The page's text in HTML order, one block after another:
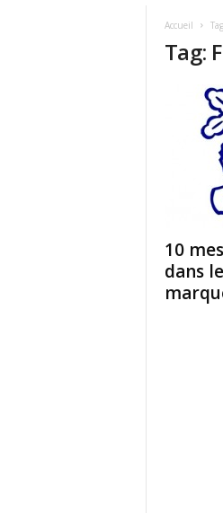
Accueil
Tag:
10
dans